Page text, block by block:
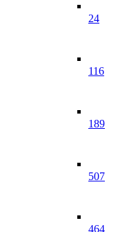
24
116
189
507
464